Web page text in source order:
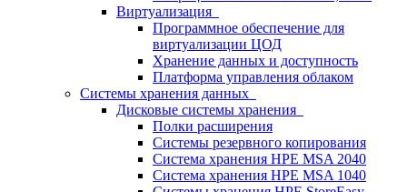
Виртуализация
Программное обеспечение для
виртуализации ЦОД
Хранение данных и доступность
Платформа управления облаком
Системы хранения данных
Дисковые системы хранения
Полки расширения
Системы резервного копирования
Система хранения HPE MSA 2040
Система хранения HPE MSA 1040